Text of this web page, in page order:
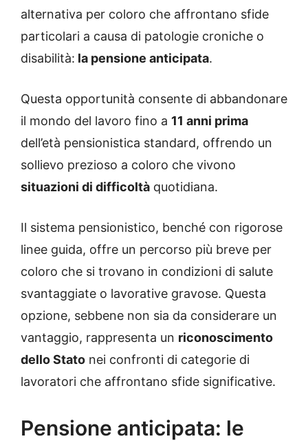
alternativa per coloro che affrontano sfide
particolari a causa di patologie croniche o
disabilità: la pensione anticipata.
Questa opportunità consente di abbandonare
il mondo del lavoro fino a 11 anni prima
dell’età pensionistica standard, offrendo un
sollievo prezioso a coloro che vivono
situazioni di difficoltà quotidiana.
Il sistema pensionistico, benché con rigorose
linee guida, offre un percorso più breve per
coloro che si trovano in condizioni di salute
svantaggiate o lavorative gravose. Questa
opzione, sebbene non sia da considerare un
vantaggio, rappresenta un riconoscimento
dello Stato nei confronti di categorie di
lavoratori che affrontano sfide significative.
Pensione anticipata: le